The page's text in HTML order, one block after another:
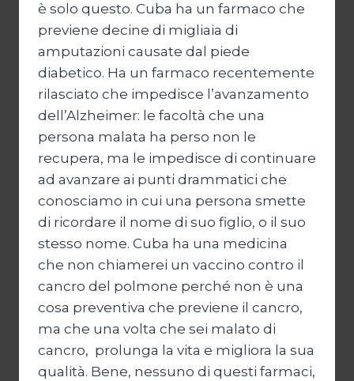
è solo questo. Cuba ha un farmaco che
previene decine di migliaia di
amputazioni causate dal piede
diabetico. Ha un farmaco recentemente
rilasciato che impedisce l’avanzamento
dell’Alzheimer: le facoltà che una
persona malata ha perso non le
recupera, ma le impedisce di continuare
ad avanzare ai punti drammatici che
conosciamo in cui una persona smette
di ricordare il nome di suo figlio, o il suo
stesso nome. Cuba ha una medicina
che non chiamerei un vaccino contro il
cancro del polmone perché non è una
cosa preventiva che previene il cancro,
ma che una volta che sei malato di
cancro, prolunga la vita e migliora la sua
qualità. Bene, nessuno di questi farmaci,